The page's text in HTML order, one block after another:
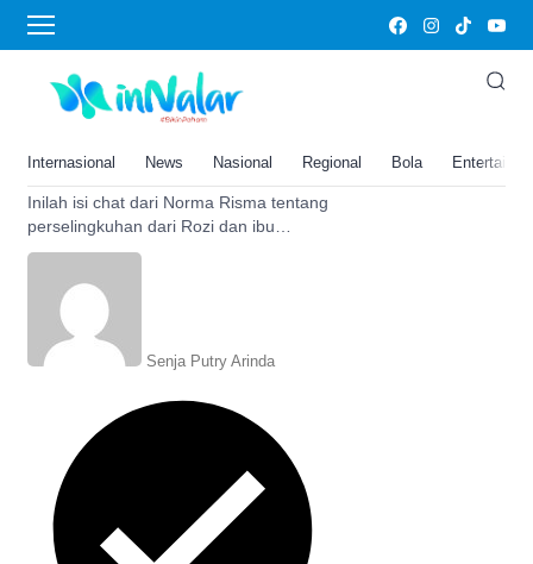
Internasional News Nasional Regional Bola
Rozi
Ga Nyangka! Akhirnya Norma
Risma Bongkar Isi Chat Mesum
Biar Enak
Inilah isi chat dari Norma Risma tentang
perselingkuhan dari Rozi dan ibu
kandung yang melahirkannya, simak
Senja Putry Arinda